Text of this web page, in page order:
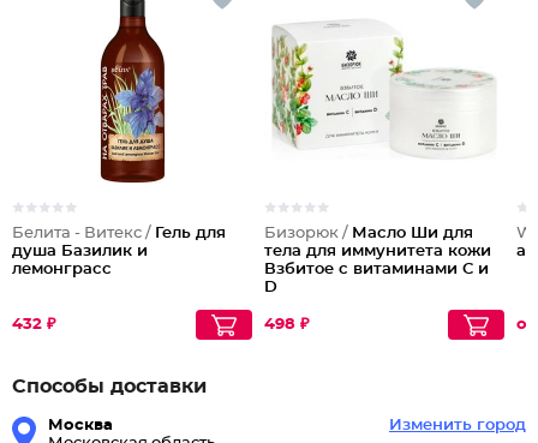
Белита - Витекс / Гель для
душа Базилик и
лемонграсс
432 ₽
Бизорюк / Масло Ши для
тела для иммунитета кожи
Взбитое с витаминами С и
D
498 ₽ от
Способы доставки
Москва
Изменить город